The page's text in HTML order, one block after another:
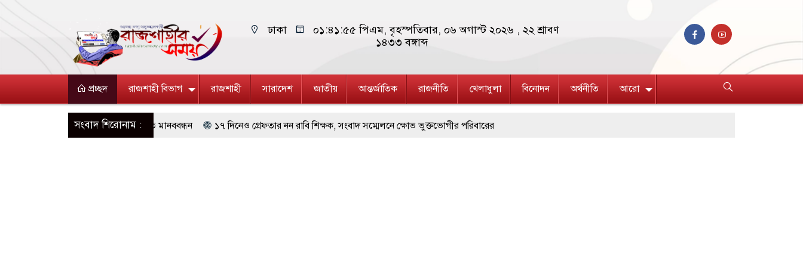
ঢাকা ০১:৪১:৫৬ পিএম, বৃহস্পতিবার, ০৬ অগাস্ট ২০২৬ , ২২ শ্রাবণ
১৪৩৩ বঙ্গাব্দ
প্রচ্ছদ রাজশাহী বিভাগ রাজশাহী সারাদেশ জাতীয় আন্তর্জাতিক রাজনীতি খেলাধুলা বিনোদন অর্থনীতি আরো
সংবাদ শিরোনাম :
বন্ধের দাবিতে রাজশাহীতে মানববন্ধন ১৭ দিনেও গ্রেফতার নন রাবি শিক্ষক, সংবাদ সম্মেলনে ক্ষোভ ভুক্তভোগীর পরিবারের